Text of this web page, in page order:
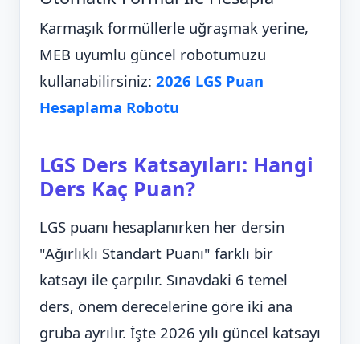
Karmaşık formüllerle uğraşmak yerine,
MEB uyumlu güncel robotumuzu
kullanabilirsiniz: 2026 LGS Puan
Hesaplama Robotu
LGS Ders Katsayıları: Hangi
Ders Kaç Puan?
LGS puanı hesaplanırken her dersin
"Ağırlıklı Standart Puanı" farklı bir
katsayı ile çarpılır. Sınavdaki 6 temel
ders, önem derecelerine göre iki ana
gruba ayrılır. İşte 2026 yılı güncel katsayı